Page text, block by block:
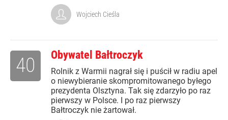
Wojciech Cieśla
Obywatel Bałtroczyk
Rolnik z Warmii nagrał się i puścił w radiu apel
o niewybieranie skompromitowanego byłego
prezydenta Olsztyna. Tak się zdarzyło po raz
pierwszy w Polsce. I po raz pierwszy
Bałtroczyk nie żartował.
40